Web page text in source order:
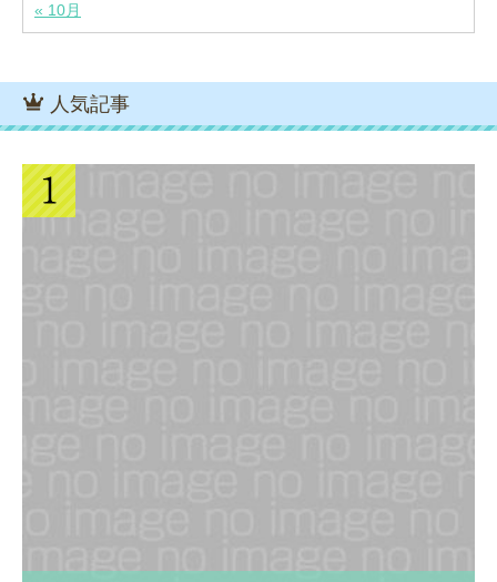
« 10月
人気記事